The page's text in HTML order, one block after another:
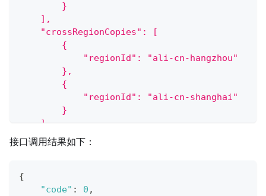
        }
    ],
    "crossRegionCopies": [
        {
            "regionId": "ali-cn-hangzhou"
        },
        {
            "regionId": "ali-cn-shanghai"
        }
    ]
}'
接口调用结果如下：
{
"code" : 0 ,